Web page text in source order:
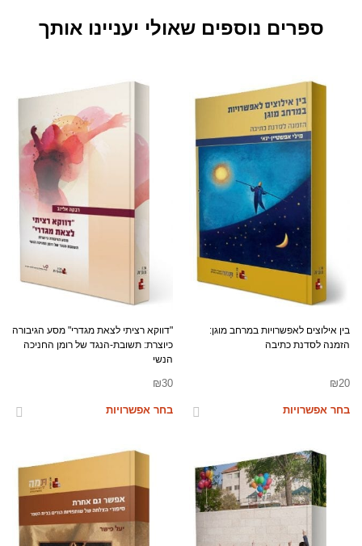
ספרים נוספים שאולי יעניינו אותך
בין אילוצים לאפשרויות במרחב מוגן:
הזמנה לסדנת כתיבה
₪20
בחר אפשרויות
"דווקא רציתי לצאת מגדרי" מסע הגיבורה
כיוצרת: תשובת-הנגד של רומן החניכה
הנשי
₪30
בחר אפשרויות